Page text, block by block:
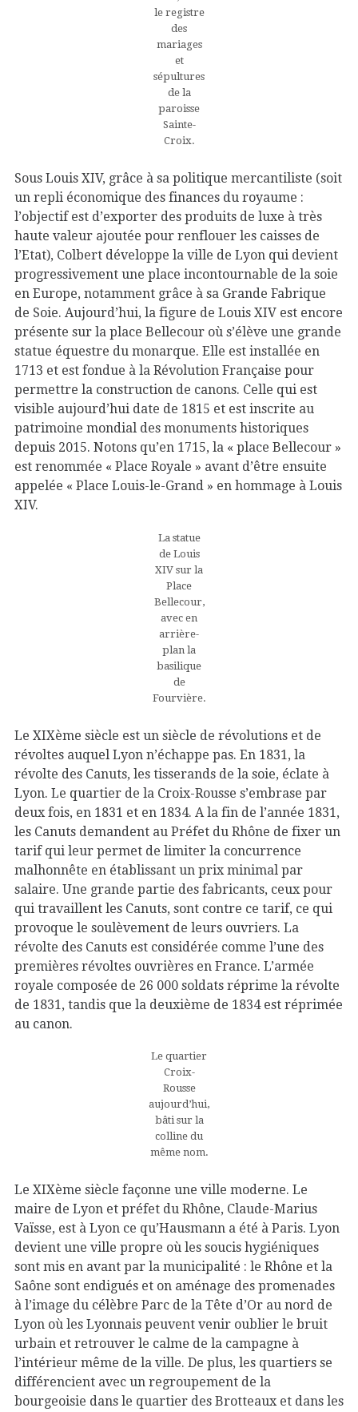
le registre
des
mariages
et
sépultures
de la
paroisse
Sainte-
Croix.
Sous Louis XIV, grâce à sa politique mercantiliste (soit
un repli économique des finances du royaume :
l’objectif est d’exporter des produits de luxe à très
haute valeur ajoutée pour renflouer les caisses de
l’Etat), Colbert développe la ville de Lyon qui devient
progressivement une place incontournable de la soie
en Europe, notamment grâce à sa Grande Fabrique
de Soie. Aujourd’hui, la figure de Louis XIV est encore
présente sur la place Bellecour où s’élève une grande
statue équestre du monarque. Elle est installée en
1713 et est fondue à la Révolution Française pour
permettre la construction de canons. Celle qui est
visible aujourd’hui date de 1815 et est inscrite au
patrimoine mondial des monuments historiques
depuis 2015. Notons qu’en 1715, la « place Bellecour »
est renommée « Place Royale » avant d’être ensuite
appelée « Place Louis-le-Grand » en hommage à Louis
XIV.
La statue
de Louis
XIV sur la
Place
Bellecour,
avec en
arrière-
plan la
basilique
de
Fourvière.
Le XIXème siècle est un siècle de révolutions et de
révoltes auquel Lyon n’échappe pas. En 1831, la
révolte des Canuts, les tisserands de la soie, éclate à
Lyon. Le quartier de la Croix-Rousse s’embrase par
deux fois, en 1831 et en 1834. A la fin de l’année 1831,
les Canuts demandent au Préfet du Rhône de fixer un
tarif qui leur permet de limiter la concurrence
malhonnête en établissant un prix minimal par
salaire. Une grande partie des fabricants, ceux pour
qui travaillent les Canuts, sont contre ce tarif, ce qui
provoque le soulèvement de leurs ouvriers. La
révolte des Canuts est considérée comme l’une des
premières révoltes ouvrières en France. L’armée
royale composée de 26 000 soldats réprime la révolte
de 1831, tandis que la deuxième de 1834 est réprimée
au canon.
Le quartier
Croix-
Rousse
aujourd’hui,
bâti sur la
colline du
même nom.
Le XIXème siècle façonne une ville moderne. Le
maire de Lyon et préfet du Rhône, Claude-Marius
Vaïsse, est à Lyon ce qu’Hausmann a été à Paris. Lyon
devient une ville propre où les soucis hygiéniques
sont mis en avant par la municipalité : le Rhône et la
Saône sont endigués et on aménage des promenades
à l’image du célèbre Parc de la Tête d’Or au nord de
Lyon où les Lyonnais peuvent venir oublier le bruit
urbain et retrouver le calme de la campagne à
l’intérieur même de la ville. De plus, les quartiers se
différencient avec un regroupement de la
bourgeoisie dans le quartier des Brotteaux et dans les